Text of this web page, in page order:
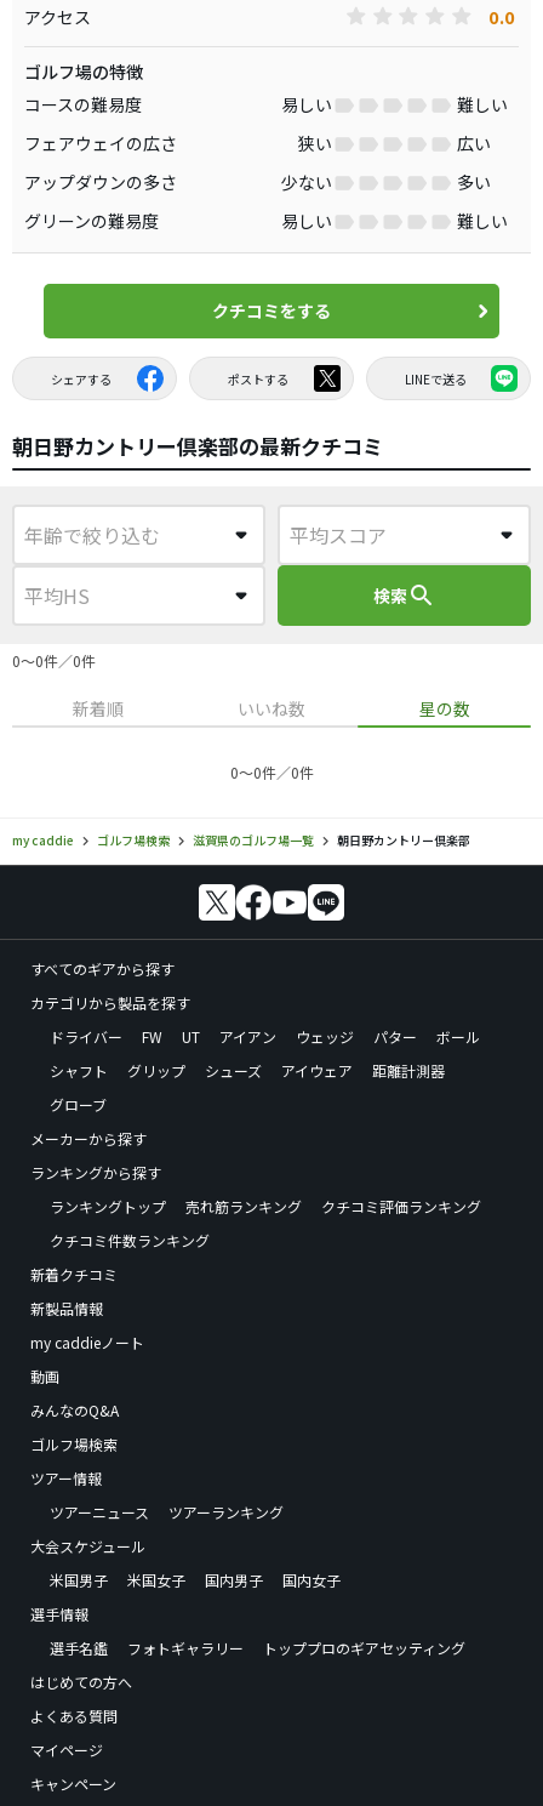
アクセス 0.0
ゴルフ場の特徴
コースの難易度
易しい
難しい
フェアウェイの広さ
狭い
広い
アップダウンの多さ
少ない
多い
グリーンの難易度
易しい 難しい
クチコミをする
シェアする ポストする LINEで送る
朝日野カントリー倶楽部の最新クチコミ
検索search
0〜0件／0件
新着順 いいね数 星の数
0〜0件／0件
my caddie ゴルフ場検索 滋賀県のゴルフ場一覧 朝日野カントリー倶楽部
すべてのギアから探す
カテゴリから製品を探す
ドライバー
FW UT アイアン ウェッジ パター
ボール
シャフト
グリップ シューズ アイウェア
距離計測器
グローブ
メーカーから探す
ランキングから探す
ランキングトップ
売れ筋ランキング
クチコミ評価ランキング
クチコミ件数ランキング
新着クチコミ
新製品情報
my caddieノート
動画
みんなのQ&A
ゴルフ場検索
ツアー情報
ツアーニュース
ツアーランキング
大会スケジュール
米国男子
米国女子 国内男子
国内女子
選手情報
選手名鑑
フォトギャラリー
トッププロのギアセッティング
はじめての方へ
よくある質問
マイページ
キャンペーン